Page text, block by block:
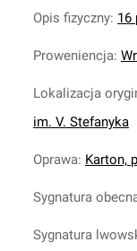
Opis fizyczny: 16
Proweniencja:
Lokalizacja
im. V. Stefanyka
Oprawa: Karton,
Sygnatura
Sygnatura